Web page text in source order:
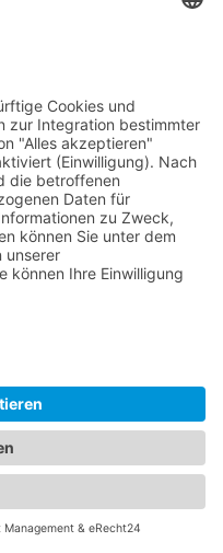
Es ist wichtig, ruhig
des
um den
Überprüfen Sie
und Gesetze
Fahrzeugen, um
zu
an
finden
zu zuverlässigen
auch eine